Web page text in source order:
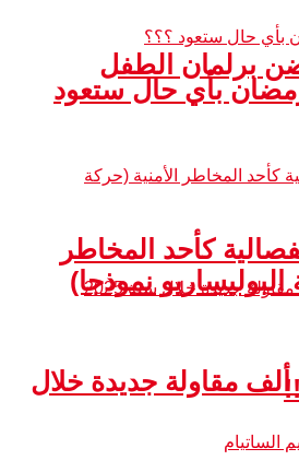
برلمان الطفل
أزيد من 109 ألف مقاولة جديدة خلال
بأي حال ستعود
كأحد المخاطر
البوليساريو نموذجا)